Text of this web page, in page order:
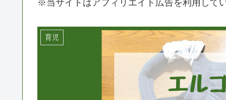
※当サイトはアフィリエイト広告を利用して
育児